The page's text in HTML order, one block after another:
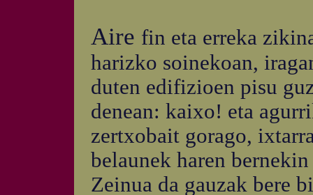
Aire fin eta erreka
harizko soinekoan,
duten edifizioen pisu
denean: kaixo! eta
zertxobait gorago,
belaunek haren
Zeinua da gauzak bere